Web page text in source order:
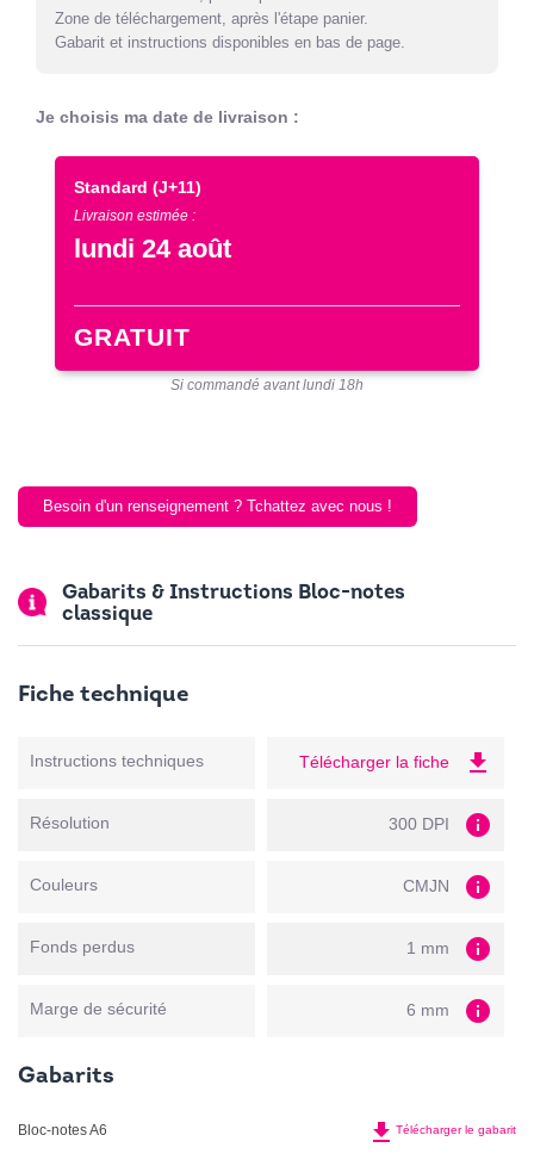
Zone de téléchargement, après l'étape panier.
Gabarit et instructions disponibles en bas de page.
Je choisis ma date de livraison :
Standard (J+11)
Livraison estimée :
lundi 24 août
GRATUIT
Si commandé avant lundi 18h
Besoin d'un renseignement ? Tchattez avec nous !
Gabarits & Instructions Bloc-notes
classique
Fiche technique
Instructions techniques Télécharger la fiche file_download
Résolution 300 DPI info
Couleurs CMJN info
Fonds perdus 1 mm info
Marge de sécurité 6 mm info
Gabarits
Bloc-notes A6 file_download Télécharger le gabarit